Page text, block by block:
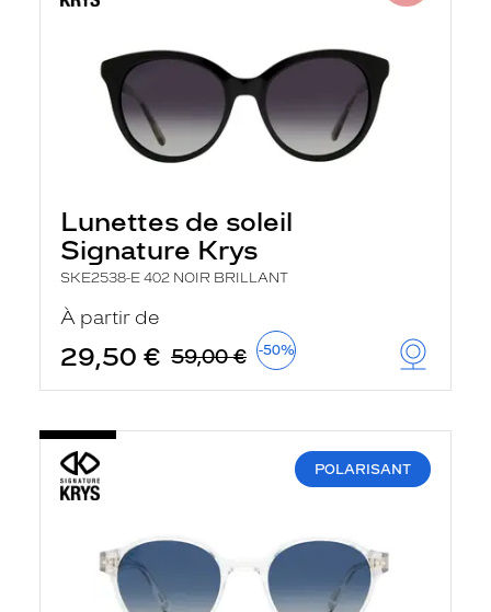
Lunettes de soleil
Signature Krys
SKE2538-E 402 NOIR BRILLANT
À partir de
29,50 € 59,00 € -50%
POLARISANT